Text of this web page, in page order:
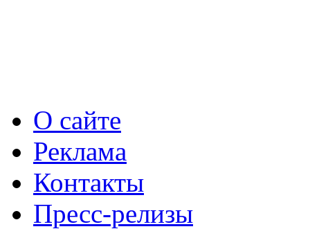
О сайте
Реклама
Контакты
Пресс-релизы